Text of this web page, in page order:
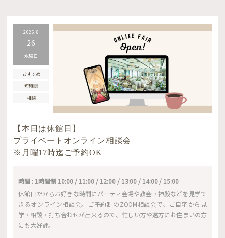
2026.8
26
水曜日
おすすめ
短時間
相談
【本日は休館日】
プライベートオンライン相談会
※月曜17時迄ご予約OK
時間 : 1時間制 10:00 / 11:00 / 12:00 / 13:00 / 14:00 / 15:00
休館日だからお好きな時間にパーティ会場や教会・神殿などを見学で
きるオンライン相談会。ご予約制のZOOM相談会で、ご自宅から見
学・相談・打ち合わせが出来るので、忙しい方や遠方にお住まいの方
にも大好評。